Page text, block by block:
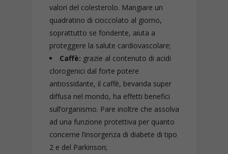
valori del colesterolo. Mangiare un
quadratino di cioccolato al giorno,
soprattutto se fondente, aiuta a
proteggere la salute cardiovascolare;
Caffè: grazie al contenuto di acidi
clorogenici dal forte potere
antiossidante, il caffè, bevanda super
diffusa nel mondo, ha effetti benefici
sull’organismo. Pare inoltre che assolva
ad una funzione protettiva per quanto
concerne l’insorgenza di diabete di tipo
2 e del Parkinson;